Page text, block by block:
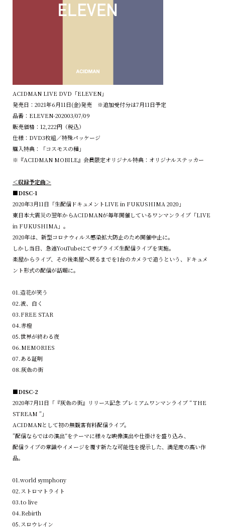
ACIDMAN LIVE DVD「ELEVEN」
発売日：2021年6月11日(金)発売 ※追加受付分は7月11日予定
品番：ELEVEN-202003/07/09
販売価格：12,222円（税込）
仕様：DVD3枚組／特殊パッケージ
購入特典：「コスモスの種」
※『ACIDMAN MOBILE』会員限定オリジナル特典：オリジナルステッカー
＜収録予定曲＞
■DISC-1
2020年3月11日「生配信ドキュメントLIVE in FUKUSHIMA 2020」
東日本大震災の翌年からACIDMANが毎年開催しているワンマンライブ「LIVE
in FUKUSHIMA」。
2020年は、新型コロナウィルス感染拡大防止のため開催中止に。
しかし当日、急遽YouTubeにてサプライズ生配信ライブを実施。
楽屋からライブ、その後楽屋へ戻るまでを1台のカメラで追うという、ドキュメ
ント形式の配信が話題に。
01.造花が笑う
02.波、白く
03.FREE STAR
04.赤橙
05.世界が終わる夜
06.MEMORIES
07.ある証明
08.灰色の街
■DISC-2
2020年7月11日「『灰色の街』リリース記念 プレミアムワンマンライブ “ THE
STREAM ”」
ACIDMANとして初の無観客有料配信ライブ。
”配信ならではの演出“をテーマに様々な映像演出や仕掛けを盛り込み、
配信ライブの常識やイメージを覆す新たな可能性を提示した、満足度の高い作
品。
01.world symphony
02.ストロマトライト
03.to live
04.Rebirth
05.スロウレイン